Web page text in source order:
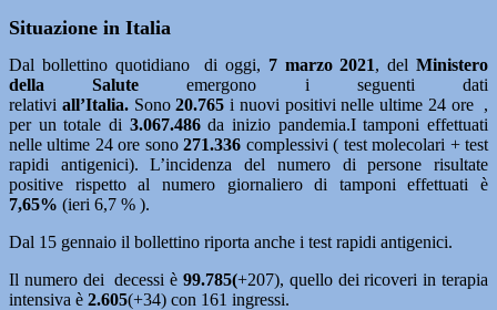
Situazione in Italia
Dal bollettino quotidiano di oggi, 7 marzo 2021, delMinistero
della Salute emergono i seguenti dati
relativi all’Italia. Sono20.765 i nuovi positivi nelle ultime 24 ore ,
per un totale di 3.067.486da inizio pandemia.I tamponi effettuati
nelle ultime 24 ore sono271.336 complessivi ( test molecolari + test
rapidi antigenici). L’incidenza del numero di persone risultate
positive rispetto al numero giornaliero di tamponi effettuati è
7,65% (ieri 6,7 % ).
Dal 15 gennaio il bollettino riporta anche i test rapidi antigenici.
Il numero dei decessi è 99.785(+207), quello dei ricoveri in terapia
intensiva è 2.605(+34) con 161 ingressi.